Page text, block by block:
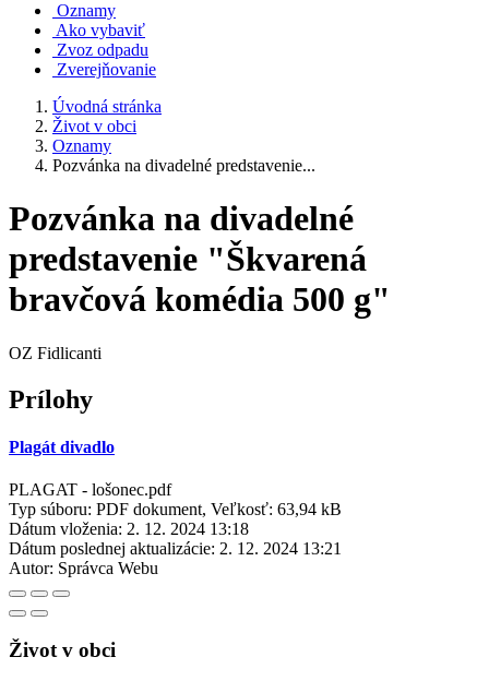
Oznamy
Ako vybaviť
Zvoz odpadu
Zverejňovanie
Úvodná stránka
Život v obci
Oznamy
Pozvánka na divadelné predstavenie...
Pozvánka na divadelné
predstavenie "Škvarená
bravčová komédia 500 g"
OZ Fidlicanti
Prílohy
Plagát divadlo
PLAGAT - lošonec.pdf
Typ súboru: PDF dokument, Veľkosť: 63,94 kB
Dátum vloženia: 2. 12. 2024 13:18
Dátum poslednej aktualizácie: 2. 12. 2024 13:21
Autor: Správca Webu
Život v obci